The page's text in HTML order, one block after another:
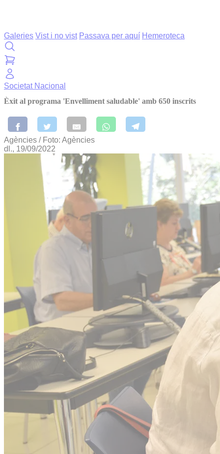
Galeries Vist i no vist Passava per aquí Hemeroteca
Societat Nacional
Èxit al programa 'Envelliment saludable' amb 650 inscrits
Agències / Foto: Agències
dl., 19/09/2022